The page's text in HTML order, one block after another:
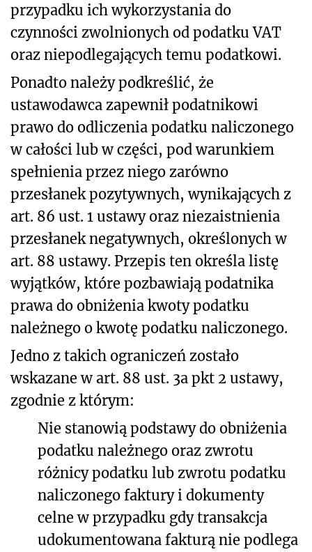
przypadku ich wykorzystania do
czynności zwolnionych od podatku VAT
oraz niepodlegających temu podatkowi.
Ponadto należy podkreślić, że
ustawodawca zapewnił podatnikowi
prawo do odliczenia podatku naliczonego
w całości lub w części, pod warunkiem
spełnienia przez niego zarówno
przesłanek pozytywnych, wynikających z
art. 86 ust. 1 ustawy oraz niezaistnienia
przesłanek negatywnych, określonych w
art. 88 ustawy. Przepis ten określa listę
wyjątków, które pozbawiają podatnika
prawa do obniżenia kwoty podatku
należnego o kwotę podatku naliczonego.
Jedno z takich ograniczeń zostało
wskazane w art. 88 ust. 3a pkt 2 ustawy,
zgodnie z którym:
Nie stanowią podstawy do obniżenia
podatku należnego oraz zwrotu
różnicy podatku lub zwrotu podatku
naliczonego faktury i dokumenty
celne w przypadku gdy transakcja
udokumentowana fakturą nie podlega